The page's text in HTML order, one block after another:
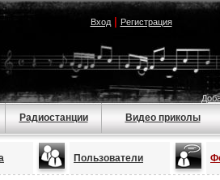
Вход| Регистрация
Радиостанции Видео приколы
Пользователи